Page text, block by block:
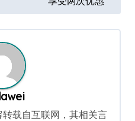
转载自互联网，其相关言